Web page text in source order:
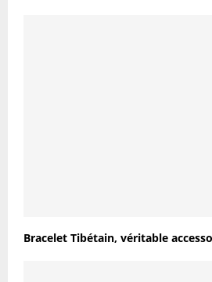
Bracelet Tibétain, véritable